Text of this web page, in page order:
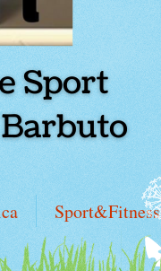
Sport&Fitness